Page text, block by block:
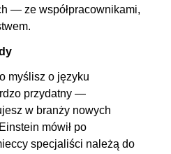
man
00:06:35
— ze współpracownikami,
myślisz o języku
przydatny —
w branży nowych
mówił po
specjaliści należą do